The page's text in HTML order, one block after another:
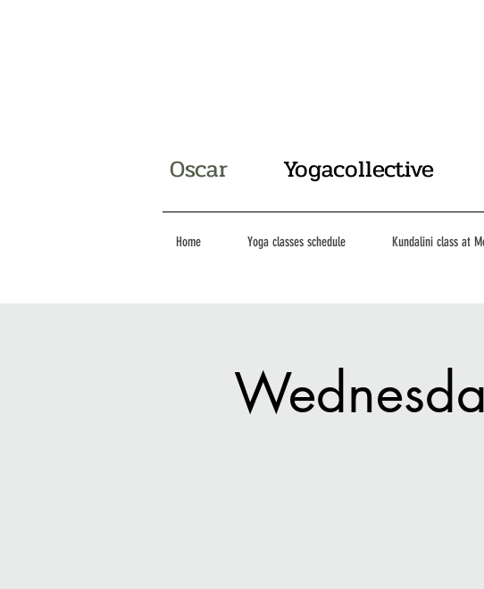
Oscar Yogacollective
Home Yoga classes schedule Kundalini class at